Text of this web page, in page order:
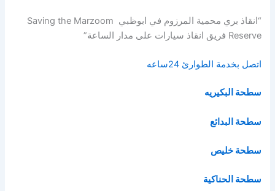
“انقاذ بري محمية المرزوم في ابوظبي Saving the Marzoom
Reserve فريق انقاذ سيارات على مدار الساعة”
اتصل بخدمة الطوارئ 24ساعه
سطحة البكيريه
سطحة البدائع
سطحة خليص
سطحة الحناكية